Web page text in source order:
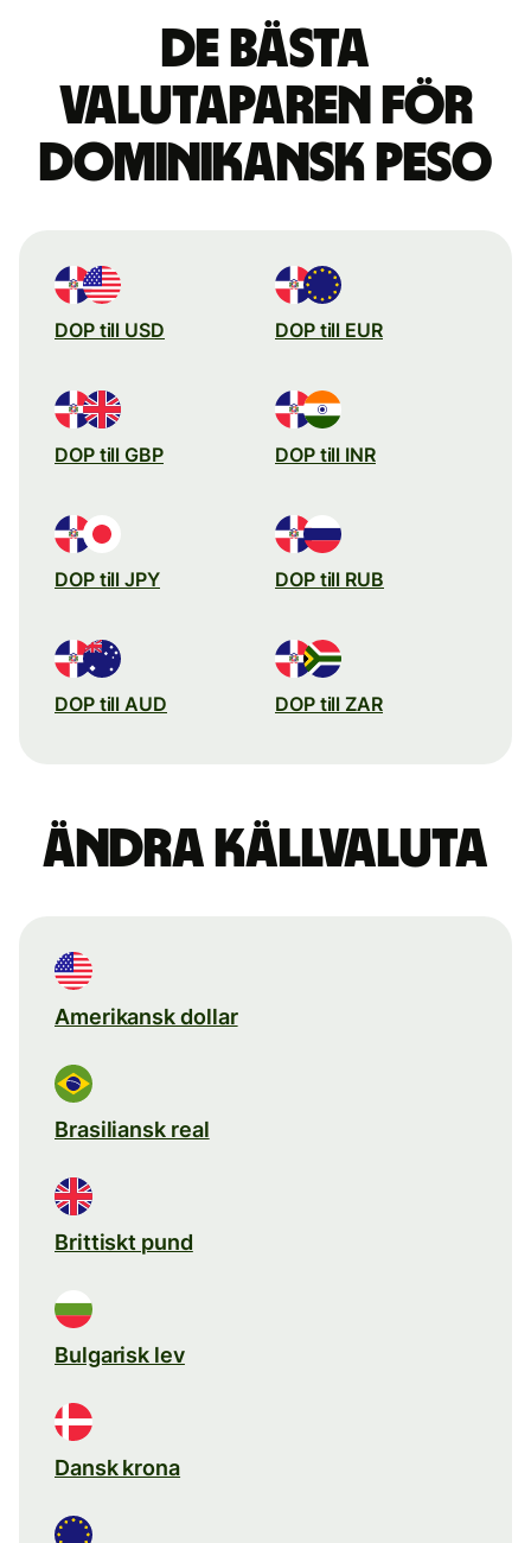
De bästa
valutaparen för
dominikansk peso
DOP till USD DOP till EUR
DOP till GBP DOP till INR
DOP till JPY DOP till RUB
DOP till AUD DOP till ZAR
Ändra källvaluta
Amerikansk dollar
Brasiliansk real
Brittiskt pund
Bulgarisk lev
Dansk krona